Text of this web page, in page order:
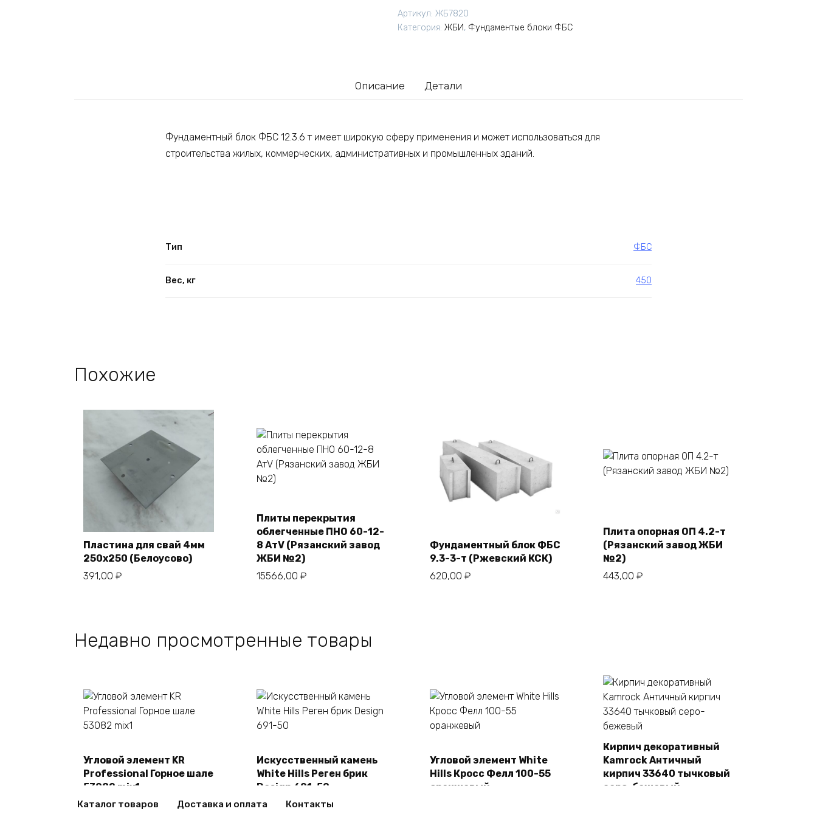
ФБС
Артикул: ЖБ7820
Категория: ЖБИ, Фундаментые блоки ФБС
Описание Детали
Фундаментный блок ФБС 12.3.6 т имеет широкую сферу применения и может использоваться для
строительства жилых, коммерческих, административных и промышленных зданий.
Тип ФБС
Вес, кг 450
Похожие
Пластина для свай 4мм
250х250 (Белоусово)
391,00 ₽
В корзину
Плиты перекрытия
облегченные ПНО 60-12-
8 АтV (Рязанский завод
ЖБИ №2)
15566,00 ₽
В корзину
Фундаментный блок ФБС
9.3-3-т (Ржевский КСК)
620,00 ₽
Плита опорная ОП 4.2-т
(Рязанский завод ЖБИ
№2)
443,00 ₽
Недавно просмотренные товары
В корзину
Угловой элемент KR
Professional Горное шале
53082 mix1
2470,00₽
В корзину
Искусственный камень
White Hills Реген брик
Design 691-50
2450,00₽
В корзину
Угловой элемент White
Hills Кросс Фелл 100-55
оранжевый
В корзину
Кирпич декоративный
Kamrock Античный
кирпич 33640 тычковый
серо-бежевый
Каталог товаров Доставка и оплата Контакты